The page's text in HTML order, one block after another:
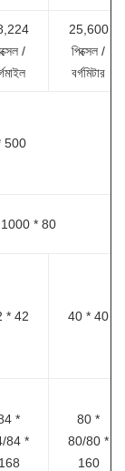
/
25,600
পিক্সেল /
বর্গমিটার
500
* 80
* 42 40 * 40
*
84 *
168
80 *
80/80 *
160